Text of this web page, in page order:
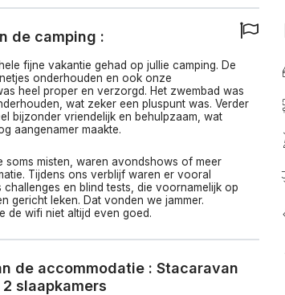
de camping :
fijne vakantie gehad op jullie camping. De
onderhouden en ook onze
heel proper en verzorgd. Het zwembad was
wat zeker een pluspunt was. Verder
bijzonder vriendelijk en behulpzaam, wat
aangenamer maakte.
soms misten, waren avondshows of meer
Tijdens ons verblijf waren er vooral
en blind tests, die voornamelijk op
gericht leken. Dat vonden we jammer.
de wifi niet altijd even goed.
de accommodatie : Stacaravan
slaapkamers